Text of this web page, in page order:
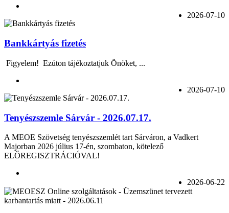
2026-07-10
Bankkártyás fizetés
Figyelem! Ezúton tájékoztatjuk Önöket, ...
2026-07-10
Tenyészszemle Sárvár - 2026.07.17.
A MEOE Szövetség tenyészszemlét tart Sárváron, a Vadkert
Majorban 2026 július 17-én, szombaton, kötelező
ELŐREGISZTRÁCIÓVAL!
2026-06-22